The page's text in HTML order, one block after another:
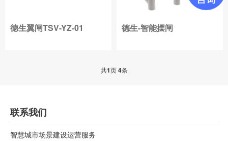
德生翼闸TSV-YZ-01 德生-智能摆闸
共1页4条
联系我们
智慧城市场景建设运营服务